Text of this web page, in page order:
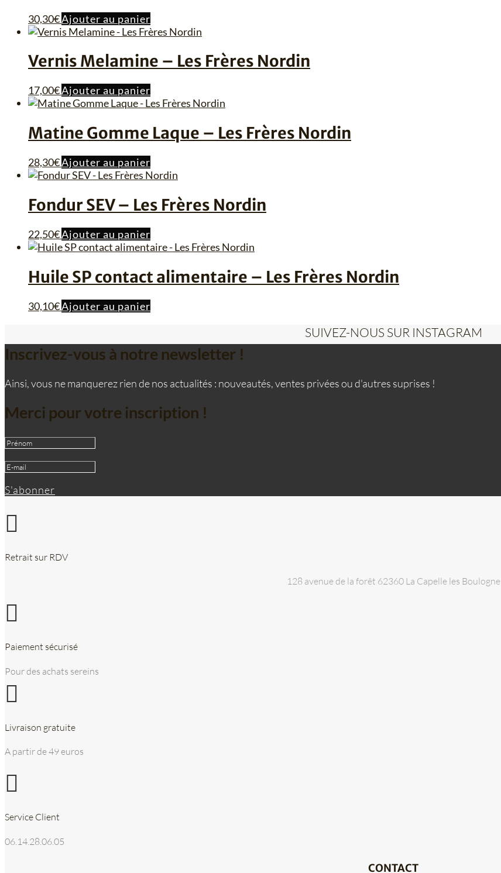
30,30€Ajouter au panier
Vernis Melamine – Les Frères Nordin
17,00€Ajouter au panier
Matine Gomme Laque – Les Frères Nordin
28,30€Ajouter au panier
Fondur SEV – Les Frères Nordin
22,50€Ajouter au panier
Huile SP contact alimentaire – Les Frères Nordin
30,10€Ajouter au panier
SUIVEZ-NOUS SUR INSTAGRAM
Inscrivez-vous à notre newsletter !
Ainsi, vous ne manquerez rien de nos actualités : nouveautés, ventes privées ou d'autres suprises !
Merci pour votre inscription !
S'abonner

Retrait sur RDV
128 avenue de la forêt 62360 La Capelle les Boulogne

Paiement sécurisé
Pour des achats sereins

Livraison gratuite
A partir de 49 euros

Service Client
06.14.28.06.05
CONTACT